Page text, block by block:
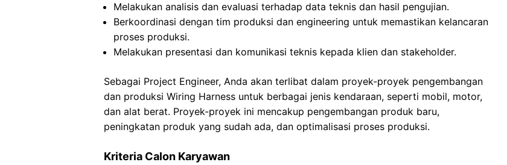
Melakukan analisis dan evaluasi terhadap data teknis dan hasil pengujian.
Berkoordinasi dengan tim produksi dan engineering untuk memastikan kelancaran
proses produksi.
Melakukan presentasi dan komunikasi teknis kepada klien dan stakeholder.
Sebagai Project Engineer, Anda akan terlibat dalam proyek-proyek pengembangan
dan produksi Wiring Harness untuk berbagai jenis kendaraan, seperti mobil, motor,
dan alat berat. Proyek-proyek ini mencakup pengembangan produk baru,
peningkatan produk yang sudah ada, dan optimalisasi proses produksi.
Kriteria Calon Karyawan